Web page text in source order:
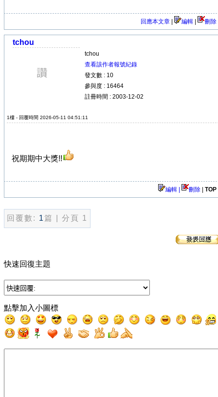
回應本文章 編輯 刪除
tchou
tchou
查看該作者報號紀錄
發文數 : 10
參與度 : 16464
註冊時間 : 2003-12-02
1樓 - 回覆時間 2026-05-11 04:51:11
祝期期中大獎!!
編輯 | 刪除 TOP
回覆數: 1篇 | 分頁 1
快速回復主題
點擊加入小圖標